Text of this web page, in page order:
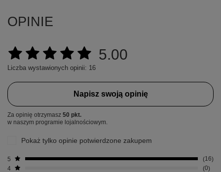
OPINIE
5.00
Liczba wystawionych opinii: 16
Napisz swoją opinię
Za opinię otrzymasz 50 pkt.
w naszym programie lojalnościowym.
Pokaż tylko opinie potwierdzone zakupem
5
16
4
0